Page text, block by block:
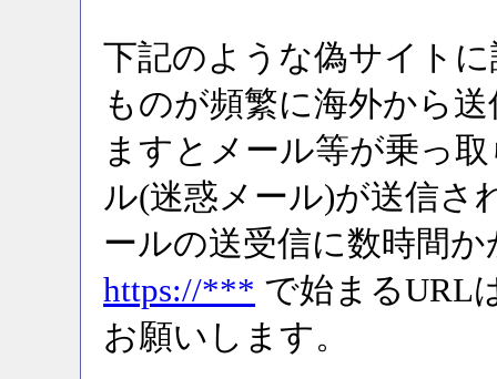
下記のような偽サイト
ものが頻繁に海外から
ますとメール等が乗っ
ル(迷惑メール)が送信さ
ールの送受信に数時間
https://*** で始まるURL
お願いします。